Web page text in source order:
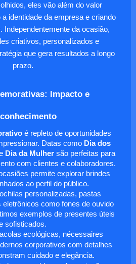
eles vão além do valor
identidade da empresa e criando
Independentemente da ocasião,
criativos, personalizados e
que gera resultados a longo
prazo.
Impacto e
é repleto de oportunidades
Datas como Dia dos
Dia da Mulhersão perfeitas para
com clientes e colaboradores.
permite explorar brindes
ao perfil do público.
personalizadas, pastas
como fones de ouvido
exemplos de presentes úteis
sofisticados.
ecológicas, nécessaires
corporativos com detalhes
cuidado e elegância.